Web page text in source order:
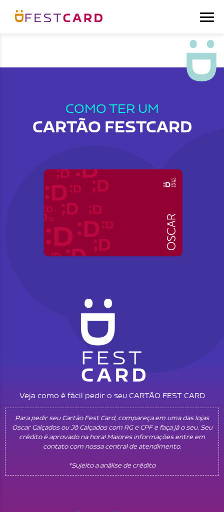
COMO TER UM
CARTÃO FESTCARD
Veja como é fácil pedir o seu CARTÃO FEST CARD
Para pedir seu Cartão Fest Card, compareça em uma das lojas
Oscar Calçados ou Jô Calçados com RG e CPF e faça já o seu. Seu
crédito é aprovado na hora! Maiores informações entre em
contato com nossa central de atendimento.
*Sujeito a análise de crédito